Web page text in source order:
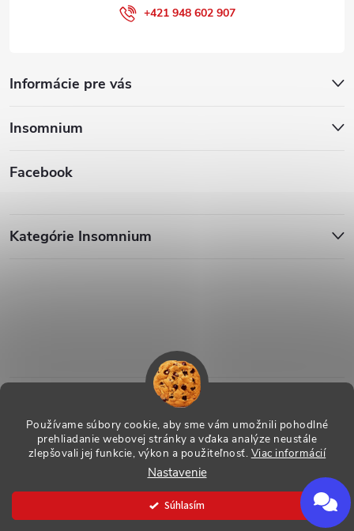
Používame súbory cookie, aby sme vám umožnili pohodlné
prehliadanie webovej stránky a vďaka analýze neustále
zlepšovali jej funkcie, výkon a použiteľnosť. Viac informácií
Nastavenie
Súhlasím
Informácie pre vás
Insomnium
Facebook
+421 948 602 907
Kategórie Insomnium
Vytvoril Shoptet
ESHOP - Insomnium, s.r.o. . Všetky práva vyhradené.